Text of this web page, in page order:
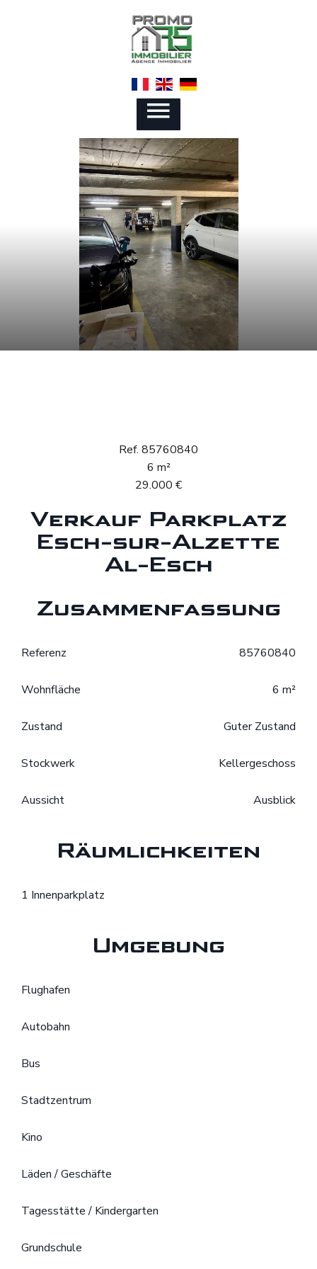
Ref. 85760840
6 m²
29.000 €
Verkauf Parkplatz
Esch-sur-Alzette
Al-Esch
Zusammenfassung
Referenz 85760840
Wohnfläche 6 m²
Zustand Guter Zustand
Stockwerk Kellergeschoss
Aussicht Ausblick
Räumlichkeiten
1 Innenparkplatz
Umgebung
Flughafen
Autobahn
Bus
Stadtzentrum
Kino
Läden / Geschäfte
Tagesstätte / Kindergarten
Grundschule